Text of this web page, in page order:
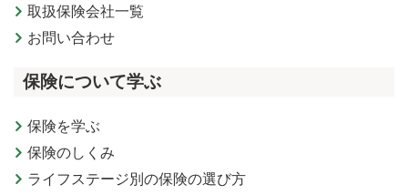
取扱保険会社一覧
お問い合わせ
保険について学ぶ
保険を学ぶ
保険のしくみ
ライフステージ別の保険の選び方